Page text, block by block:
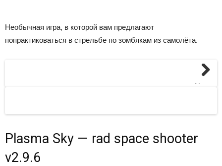
Необычная игра, в которой вам предлагают
попрактиковаться в стрельбе по зомбякам из самолёта.
Next
Plasma Sky — rad space shooter
v2.9.6